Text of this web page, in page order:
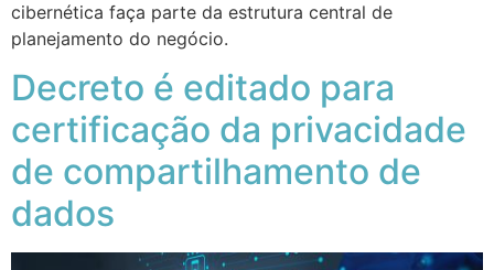
cibernética faça parte da estrutura central de
planejamento do negócio.
Decreto é editado para
certificação da privacidade
de compartilhamento de
dados